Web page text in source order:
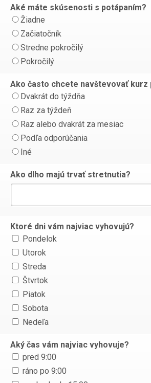
Aké máte skúsenosti s potápaním?
Žiadne
Začiatočník
Stredne pokročilý
Pokročilý
Ako často chcete navštevovať kurz
Dvakrát do týždňa
Raz za týždeň
Raz alebo dvakrát za mesiac
Podľa odporúčania
Iné
Ako dlho majú trvať stretnutia?
Ktoré dni vám najviac vyhovujú?
Pondelok
Utorok
Streda
Štvrtok
Piatok
Sobota
Nedeľa
Aký čas vám najviac vyhovuje?
pred 9:00
ráno po 9:00